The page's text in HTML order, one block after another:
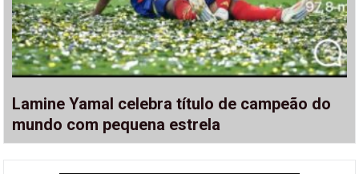
Lamine Yamal celebra título de campeão do
mundo com pequena estrela